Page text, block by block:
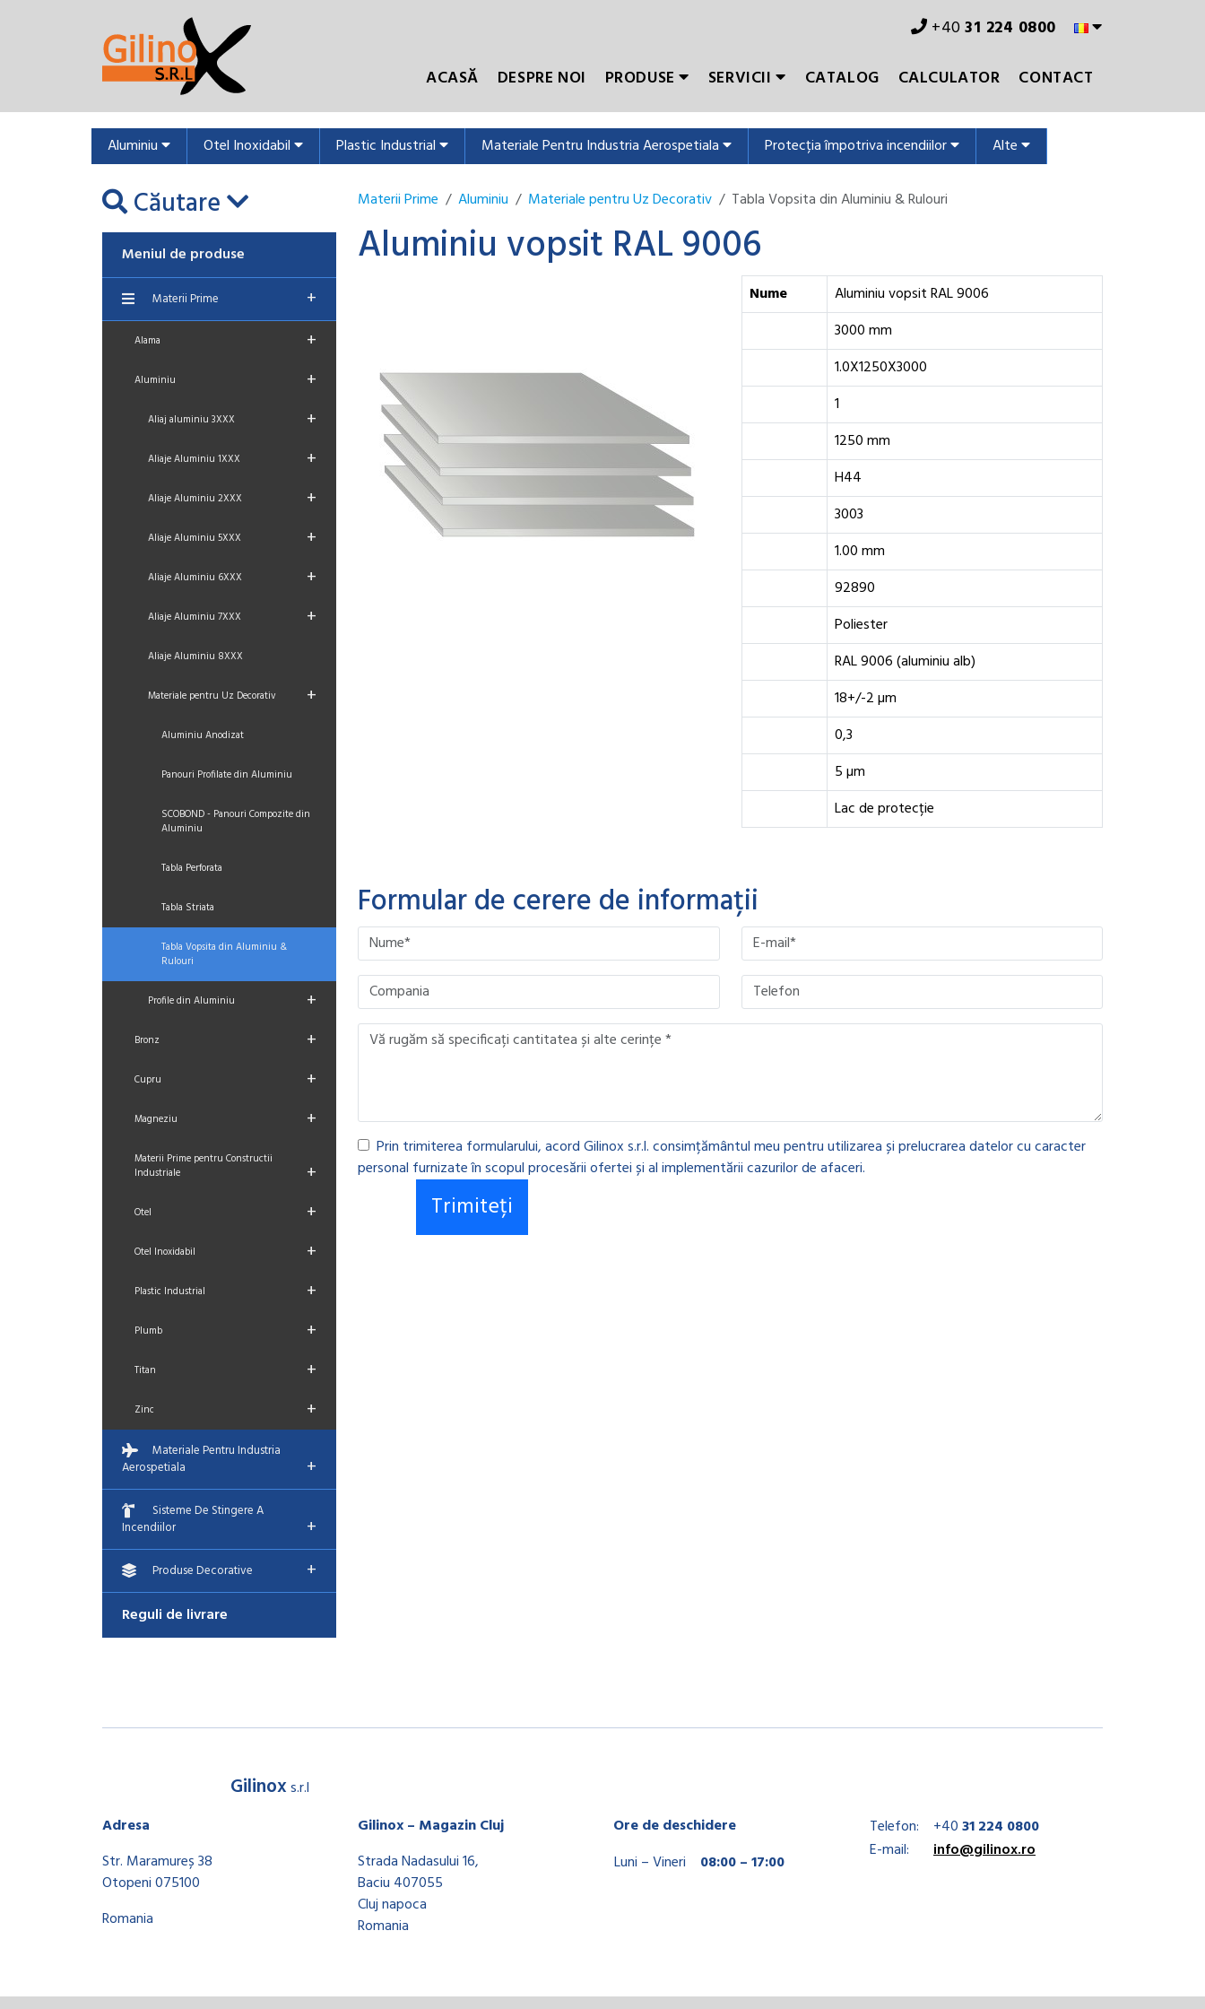
+4031 224 0800
ACASĂ
DESPRE NOI PRODUSE SERVICII CATALOG CALCULATOR CONTACT
Aluminiu Otel Inoxidabil Plastic Industrial Materiale Pentru Industria Aerospetiala Protecția împotriva incendiilor Alte
Căutare
Meniul de produse
Materii Prime +
Alama +
Aluminiu +
Aliaj aluminiu 3XXX +
Aliaje Aluminiu 1XXX +
Aliaje Aluminiu 2XXX +
Aliaje Aluminiu 5XXX +
Aliaje Aluminiu 6XXX +
Aliaje Aluminiu 7XXX +
Aliaje Aluminiu 8XXX
Materiale pentru Uz Decorativ +
Aluminiu Anodizat
Panouri Profilate din Aluminiu
SCOBOND - Panouri Compozite din
Aluminiu
Tabla Perforata
Tabla Striata
Tabla Vopsita din Aluminiu &
Rulouri
Profile din Aluminiu +
Bronz +
Cupru +
Magneziu +
Materii Prime pentru Constructii
Industriale
+
Otel +
Otel Inoxidabil +
Plastic Industrial +
Plumb +
Titan +
Zinc +
Materiale Pentru Industria
Aerospetiala
+
Sisteme De Stingere A
Incendiilor
+
Produse Decorative +
Reguli de livrare
Materii Prime Aluminiu Materiale pentru Uz Decorativ Tabla Vopsita din Aluminiu & Rulouri
Aluminiu vopsit RAL 9006
Nume
Aluminiu vopsit RAL 9006
3000 mm
1.0X1250X3000
1
1250 mm
H44
3003
1.00 mm
92890
Poliester
RAL 9006 (aluminiu alb)
18+/-2 µm
0,3
5 µm
Lac de protecție
Formular de cerere de informații
Please leave this field empty.
Please leave this field empty.
Please leave this field empty.
Please leave this field empty.
Prin trimiterea formularului, acord Gilinox s.r.l. consimțământul meu pentru utilizarea și prelucrarea datelor cu caracter
personal furnizate în scopul procesării ofertei și al implementării cazurilor de afaceri.
Gilinoxs.r.l
Adresa
Str. Maramureș 38
Otopeni 075100
Romania
Gilinox – Magazin Cluj
Strada Nadasului 16,
Baciu 407055
Cluj napoca
Romania
Ore de deschidere
Luni – Vineri
08:00 – 17:00
Telefon: +4031 224 0800
E-mail:
info@gilinox.ro